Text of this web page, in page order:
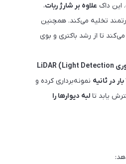
این داک علاوه بر شارژ ربات،
تخلیه می‌کند. همچنین
۸۵ درجه سانتی‌گراد) خشک می‌کند تا از رشد باکتری و بوی
فناوری LiDAR (Light Detection
نمونه‌برداری کرده و
یابد تا لبه دیوارها را